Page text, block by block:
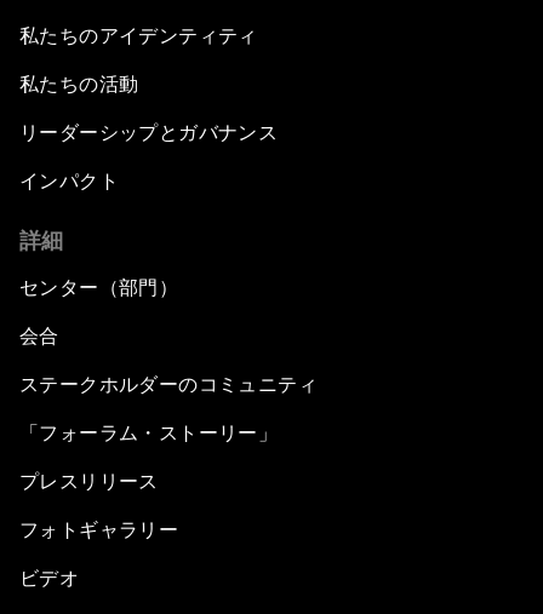
私たちのアイデンティティ
私たちの活動
リーダーシップとガバナンス
インパクト
詳細
センター（部門）
会合
ステークホルダーのコミュニティ
「フォーラム・ストーリー」
プレスリリース
フォトギャラリー
ビデオ